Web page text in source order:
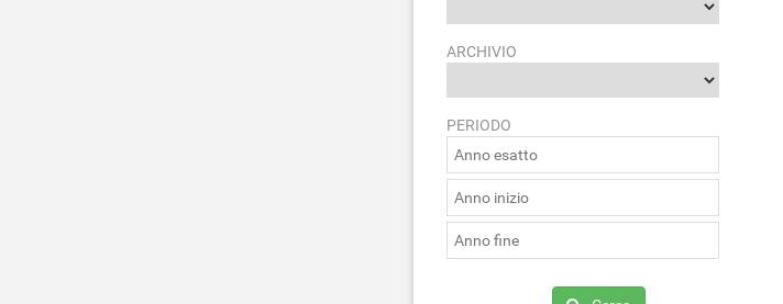
ARCHIVIO
PERIODO